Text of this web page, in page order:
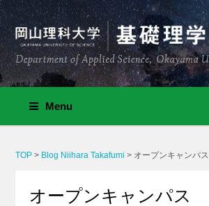
Menu
TOP > Blog Niihara Takafumi > オープンキャンパス
オープンキャンパス